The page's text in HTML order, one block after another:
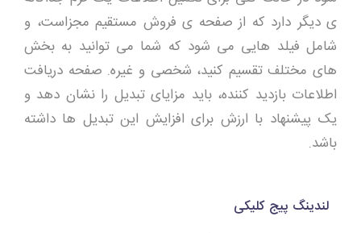
ی دیگر دارد که از صفحه ی فروش مستقیم مجزاست، و
شامل فیلد هایی می شود که شما می توانید به بخش
های مختلف تقسیم کنید، شخصی و غیره. صفحه دریافت
اطلاعات بازدید کننده، باید مزایای تبدیل را نشان دهد و
یک پیشنهاد با ارزش برای افزایش این تبدیل ها داشته
باشد.
لندینگ پیج کلیکی